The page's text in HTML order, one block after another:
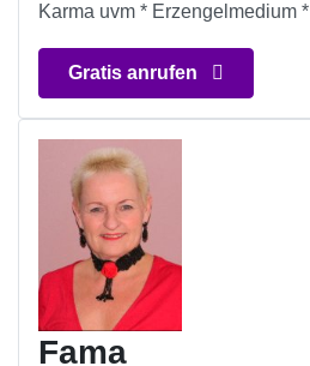
Karma uvm * Erzengelmedium *
Gratis anrufen
Fama